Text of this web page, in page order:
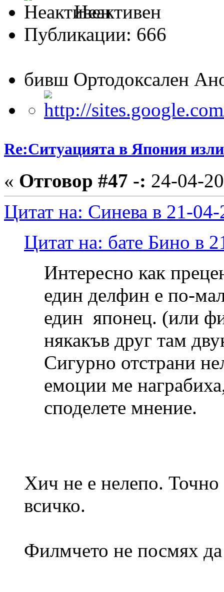
Неактивен
Публикации: 666
бивш Ортодоксален
Re:Ситуацията в Япония
« Отговор #47 -: 24-04-
Цитат на: Синева в 21-
Цитат на: бате Бино в
Интересно как
един делфин е по-
един японец. (или
някакъв друг там
Сигурно отстрани
емоции ме
споделете мнение.
Хич не е нелепо.
всичко.
Филмчето не посмях да